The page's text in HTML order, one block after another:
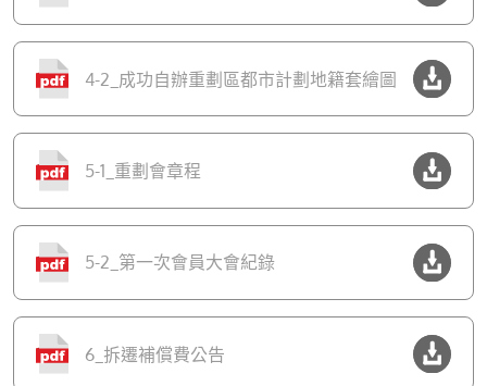
4-2_成功自辦重劃區都市計劃地籍套繪圖
5-1_重劃會章程
5-2_第一次會員大會紀錄
6_拆遷補償費公告